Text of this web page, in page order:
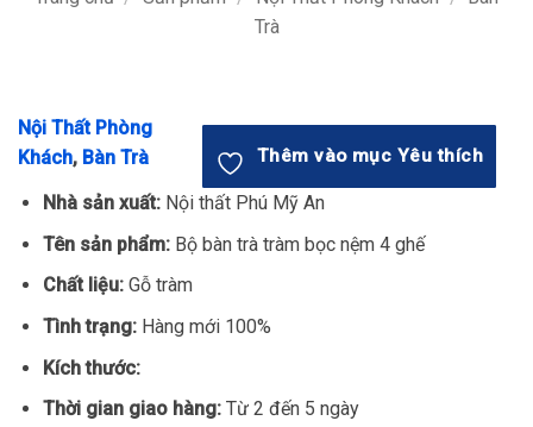
Trà
Nội Thất Phòng
Khách, Bàn Trà Thêm vào mục Yêu thích
Nhà sản xuất:Nội thất Phú Mỹ An
Tên sản phẩm:Bộ bàn trà tràm bọc nệm 4 ghế
Chất liệu:Gỗ tràm
Tình trạng:Hàng mới 100%
Kích thước:
Thời gian giao hàng:Từ 2 đến 5 ngày